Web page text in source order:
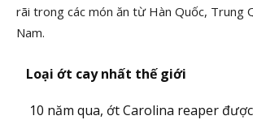
rãi trong các món ăn từ Hàn Quốc, Trung
Nam.
Loại ớt cay nhất thế giới
10 năm qua, ớt Carolina reaper